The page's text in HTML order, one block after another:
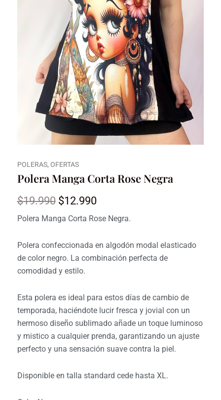
POLERAS, OFERTAS
Polera Manga Corta Rose Negra
$19.990 El
precio
era:
$19.990.
$12.990El
precio
es:
Polera Manga Corta Rose Negra.
Polera confeccionada en algodón modal elasticado
de color negro. La combinación perfecta de
comodidad y estilo.
Esta polera es ideal para estos días de cambio de
temporada, haciéndote lucir fresca y jovial con un
hermoso diseño sublimado añade un toque luminoso
y mistico a cualquier prenda, garantizando un ajuste
perfecto y una sensación suave contra la piel.
Disponible en talla standard cede hasta XL.